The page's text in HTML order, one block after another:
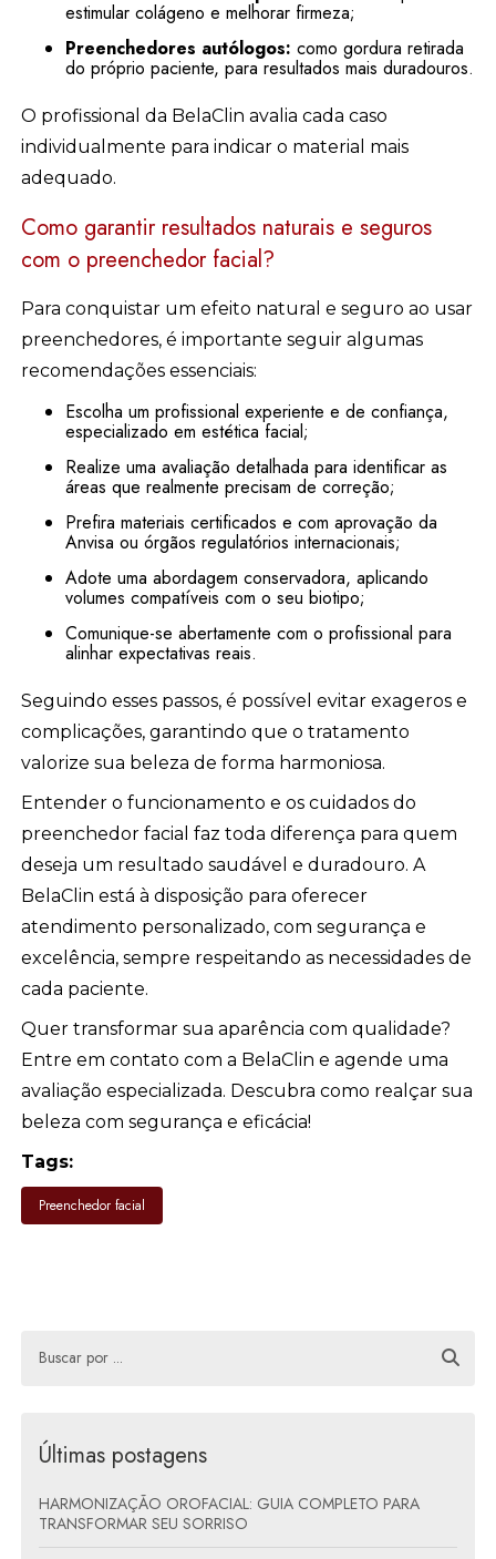
estimular colágeno e melhorar firmeza;
Preenchedores autólogos: como gordura retirada
do próprio paciente, para resultados mais duradouros.
O profissional da BelaClin avalia cada caso
individualmente para indicar o material mais
adequado.
Como garantir resultados naturais e seguros
com o preenchedor facial?
Para conquistar um efeito natural e seguro ao usar
preenchedores, é importante seguir algumas
recomendações essenciais:
Escolha um profissional experiente e de confiança,
especializado em estética facial;
Realize uma avaliação detalhada para identificar as
áreas que realmente precisam de correção;
Prefira materiais certificados e com aprovação da
Anvisa ou órgãos regulatórios internacionais;
Adote uma abordagem conservadora, aplicando
volumes compatíveis com o seu biotipo;
Comunique-se abertamente com o profissional para
alinhar expectativas reais.
Seguindo esses passos, é possível evitar exageros e
complicações, garantindo que o tratamento
valorize sua beleza de forma harmoniosa.
Entender o funcionamento e os cuidados do
preenchedor facial faz toda diferença para quem
deseja um resultado saudável e duradouro. A
BelaClin está à disposição para oferecer
atendimento personalizado, com segurança e
excelência, sempre respeitando as necessidades de
cada paciente.
Quer transformar sua aparência com qualidade?
Entre em contato com a BelaClin e agende uma
avaliação especializada. Descubra como realçar sua
beleza com segurança e eficácia!
Tags:
Preenchedor facial
Últimas postagens
HARMONIZAÇÃO OROFACIAL: GUIA COMPLETO PARA
TRANSFORMAR SEU SORRISO